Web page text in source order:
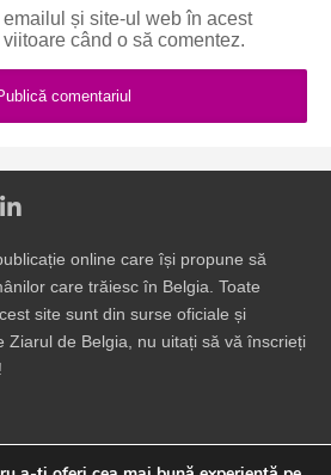
și site-ul web în acest
când o să comentez.
online care își propune să
care trăiesc în Belgia. Toate
site sunt din surse oficiale și
Ziarul de Belgia, nu uitați să vă înscrieți